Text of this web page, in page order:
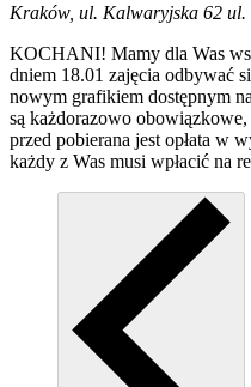
Kraków, ul. Kalwaryjska 62 ul.
KOCHANI! Mamy dla Was
dniem 18.01 zajęcia odbywać
nowym grafikiem dostępnym
są każdorazowo obowiązkowe,
przed pobierana jest opłata w
każdy z Was musi wpłacić na